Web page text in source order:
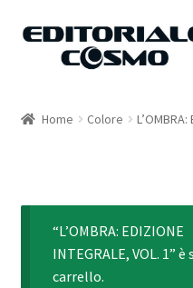
Vai
Vai
Il mio account
Home Colore L’OMBRA:
“L’OMBRA: EDIZIONE
INTEGRALE, VOL. 1”
carrello.